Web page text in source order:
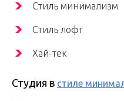
Стиль минимализм
Стиль лофт
Хай-тек
Студия в стиле